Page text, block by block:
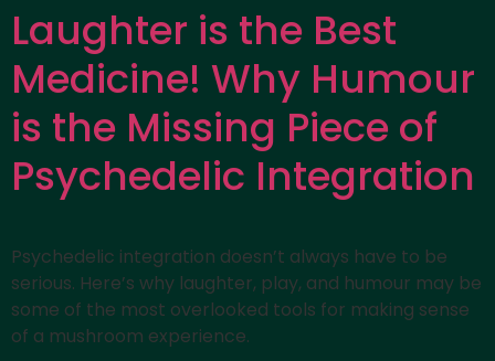
Laughter is the Best
Medicine! Why Humour
is the Missing Piece of
Psychedelic Integration
Psychedelic integration doesn’t always have to be
serious. Here’s why laughter, play, and humour may be
some of the most overlooked tools for making sense
of a mushroom experience.